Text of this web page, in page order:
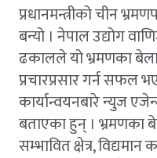
प्रधानमन्त्रीको चीन
बन्यो । नेपाल उद्योग
ढकालले यो भ्रमणका
प्रचारप्रसार गर्न
कार्यान्वयनबारे न्युज
बताएका हुन् । भ्रमणका
सम्भावित क्षेत्र, विद्यमान